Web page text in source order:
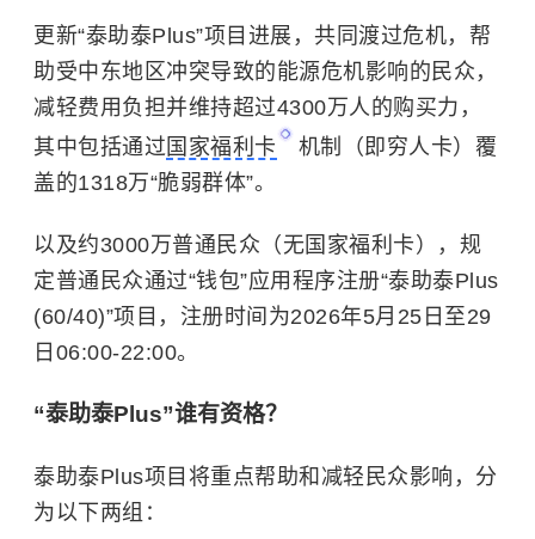
更新“泰助泰Plus”项目进展，共同渡过危机，帮
助受中东地区冲突导致的能源危机影响的民众，
减轻费用负担并维持超过4300万人的购买力，
其中包括通过 国家福利卡
机制（即穷人卡）覆
盖的1318万“脆弱群体”。
以及约3000万普通民众（无国家福利卡），规
定普通民众通过“钱包”应用程序注册“泰助泰Plus
(60/40)”项目，注册时间为2026年5月25日至29
日06:00-22:00。
“泰助泰Plus”谁有资格？
泰助泰Plus项目将重点帮助和减轻民众影响，分
为以下两组：